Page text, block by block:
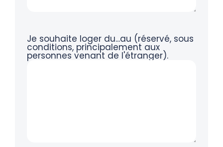
Je souhaite loger du...au (réservé, sous
conditions, principalement aux
personnes venant de l'étranger).